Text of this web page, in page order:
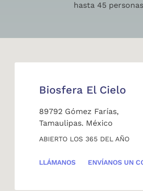
hasta 45
Biosfera El Cielo
89792 Gómez Farías,
Tamaulipas. México
ABIERTO LOS 365 DEL AÑO
LLÁMANOS ENVÍANOS UN